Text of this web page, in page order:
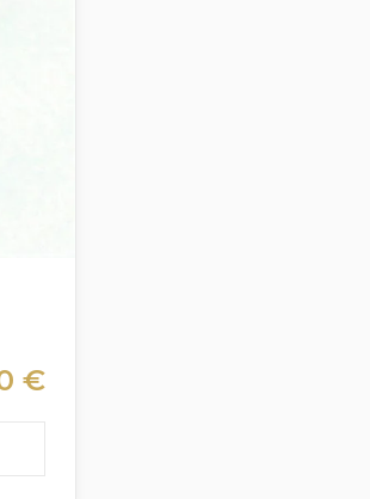
€